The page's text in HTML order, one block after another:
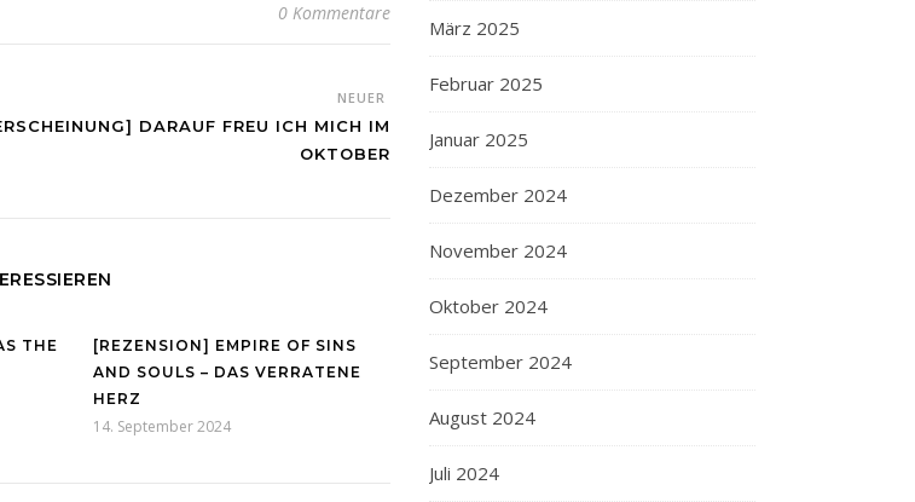
0 Kommentare
NEUER
DARAUF FREU ICH MICH IM
OKTOBER
THE
[REZENSION] EMPIRE OF SINS
AND SOULS – DAS VERRATENE
HERZ
14. September 2024
März 2025
Februar 2025
Januar 2025
Dezember 2024
November 2024
Oktober 2024
September 2024
August 2024
Juli 2024